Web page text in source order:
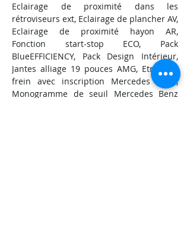
Eclairage de proximité dans les
rétroviseurs ext, Eclairage de plancher AV,
Eclairage de proximité hayon AR,
Fonction start-stop ECO, Pack
BlueEFFICIENCY, Pack Design Intérieur,
Jantes alliage 19 pouces AMG, Etrier de
frein avec inscription Mercedes Benz,
Monogramme de seuil Mercedes Benz